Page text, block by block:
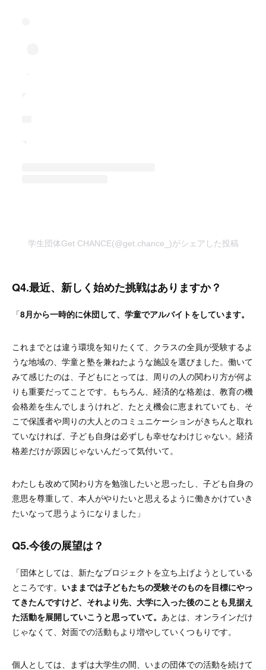
学生団体Get CHANCE(@get.chance_)がシェアした投稿
Q4.最近、新しく始めた挑戦はありますか？
「8月から一時的に休団して、学童でアルバイトをしています。
これまでとは違う環境を知りたくて、クラスの全員が受験するよ
うな地域の、学童と塾を兼ねたような施設を選びました。働いて
みて感じたのは、子どもにとっては、周りの人の関わり方が何よ
りも重要だってことです。もちろん、経済的な格差は、教育の機
会格差を生んでしまうけれど、たとえ機会に恵まれていても、そ
こで保護者や周りの大人とのコミュニケーションがきちんと取れ
ていなければ、子ども自身は必ずしも幸せなわけじゃない。経済
格差だけが原因じゃないんだって気付いて。
わたしも改めて関わり方を勉強したいと思ったし、子ども自身の
意思を尊重して、本人がやりたいと思えるように働きかけていき
たいなって思うようになりました」
Q5.今後の展望は？
「団体としては、新たなプロジェクトを立ち上げようとしている
ところです。 いままでは子どもたちの受験そのものを目標にやっ
てきたんですけど、それより先、大学に入った後のことも見据え
た活動を展開していこうと思っていて。 あとは、オンラインだけ
じゃなくて、対面での活動もより増やしていくつもりです。
個人としては、まずは大学生の間、いまの団体での活動を続けて